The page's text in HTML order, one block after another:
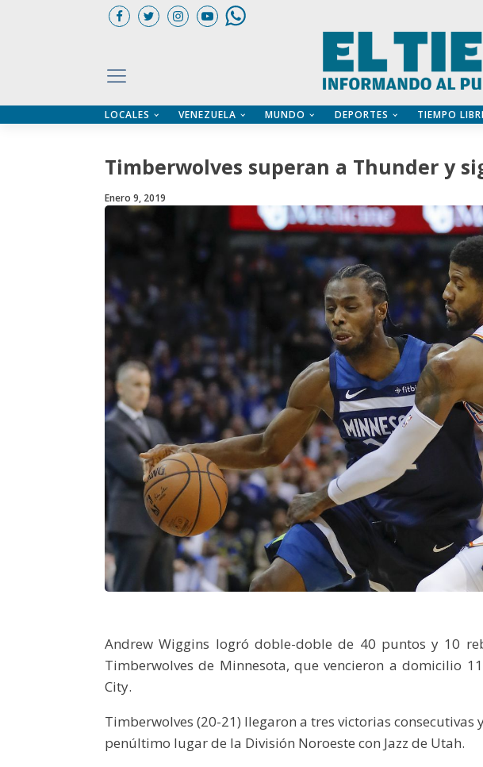
LOCALES VENEZUELA MUNDO DEPORTES TIEMPO
Timberwolves superan a Thunder y
Enero 9, 2019
Andrew Wiggins logró doble-doble de 40 puntos y 10
Timberwolves de Minnesota, que vencieron a domicilio
City.
Timberwolves (20-21) llegaron a tres victorias consecutivas
penúltimo lugar de la División Noroeste con Jazz de Utah.